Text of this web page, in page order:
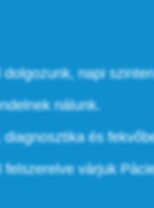
napi
nálunk.
és
várjuk